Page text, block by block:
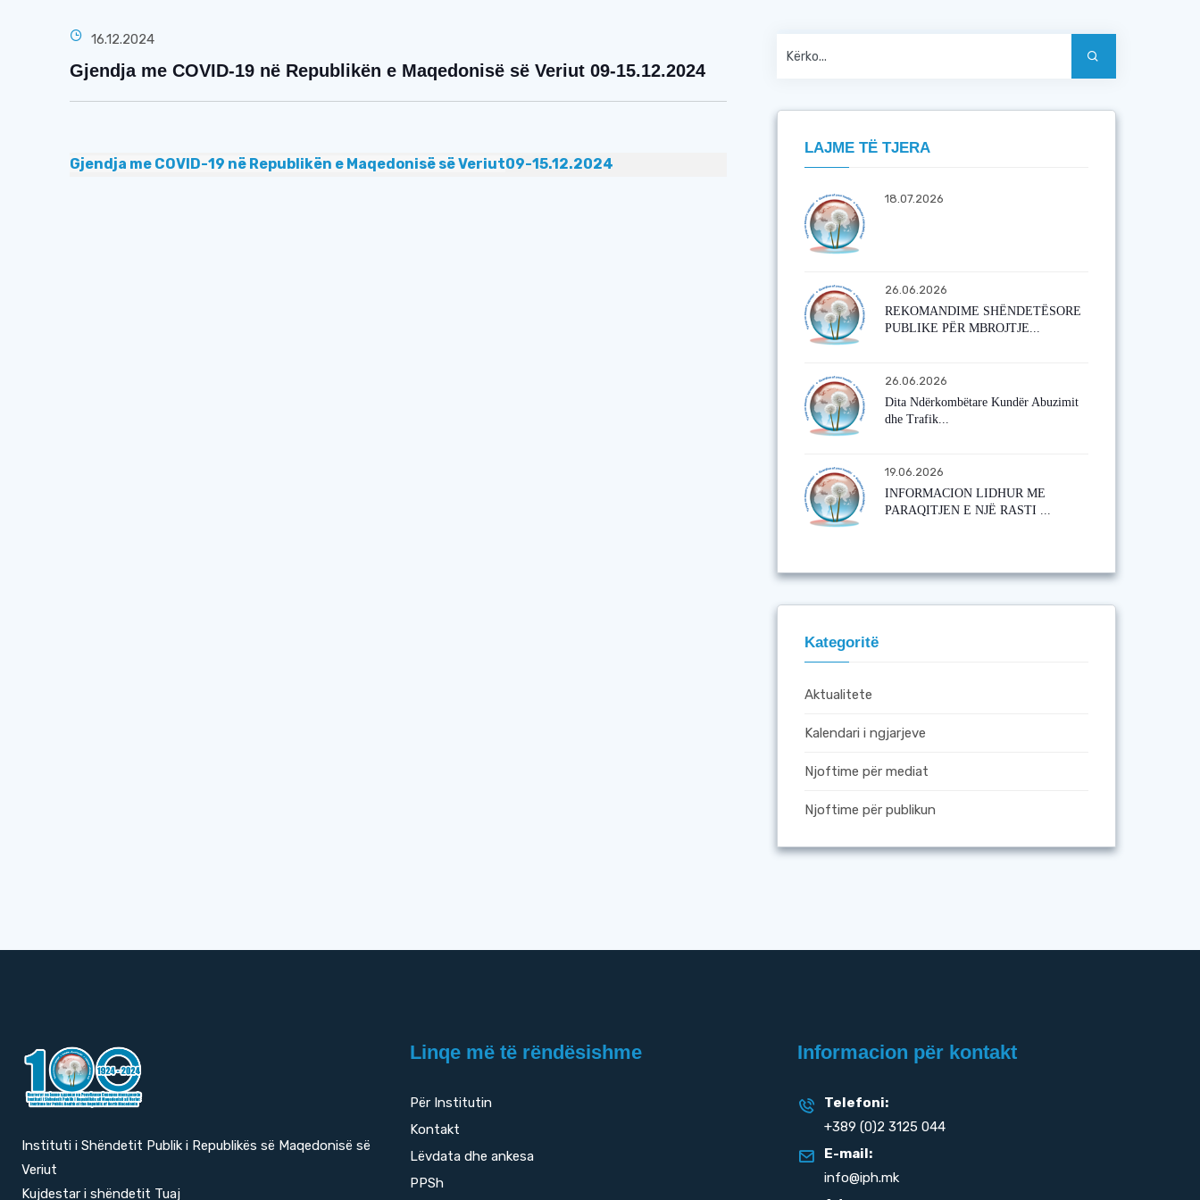
16.12.2024
Gjendja me COVID-19 në Republikën e Maqedonisë së Veriut 09-15.12.2024
Gjendja me COVID-19 në Republikën e Maqedonisë së Veriut09-15.12.2024
LAJME TË TJERA
18.07.2026
26.06.2026
REKOMANDIME SHËNDETËSORE
PUBLIKE PËR MBROJTJE...
26.06.2026
Dita Ndërkombëtare Kundër Abuzimit
dhe Trafik...
19.06.2026
INFORMACION LIDHUR ME
PARAQITJEN E NJË RASTI ...
Kategoritë
Aktualitete
Kalendari i ngjarjeve
Njoftime për mediat
Njoftime për publikun
Instituti i Shëndetit Publik i Republikës së Maqedonisë së
Veriut
Kujdestar i shëndetit Tuaj
Linqe më të rëndësishme
Për Institutin
Kontakt
Lëvdata dhe ankesa
PPSh
Informacion për kontakt
Telefoni:
+389 (0)2 3125 044
E-mail:
info@iph.mk